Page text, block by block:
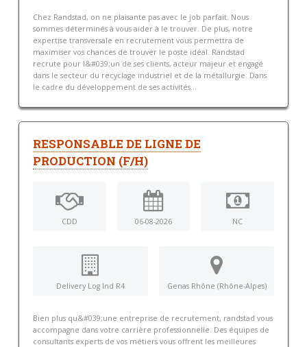
Chez Randstad, on ne plaisante pas avec le job parfait. Nous
sommes déterminés à vous aider à le trouver. De plus, notre
expertise transversale en recrutement vous permettra de
maximiser vos chances de trouver le poste idéal. Randstad
recrute pour l&#039;un de ses clients, acteur majeur et engagé
dans le secteur du recyclage industriel et de la métallurgie. Dans
le cadre du développement de ses activités...
RESPONSABLE DE LIGNE DE
PRODUCTION (F/H)
CDD 06-08-2026 NC
Delivery Log Ind R4 Genas Rhône (Rhône-Alpes)
Bien plus qu&#039;une entreprise de recrutement, randstad vous
accompagne dans votre carrière professionnelle. Des équipes de
consultants experts de vos métiers vous offrent les meilleures